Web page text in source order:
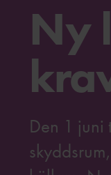
Ny
Den 1 juni